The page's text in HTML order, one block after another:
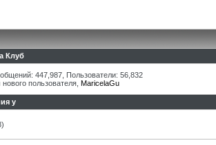
Клуб
447,987, Пользователи: 56,832
пользователя, MaricelaGu
у